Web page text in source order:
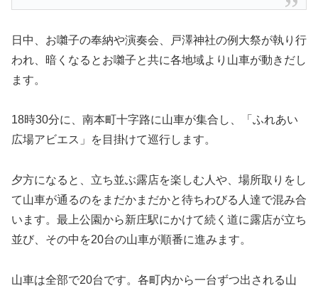
日中、お囃子の奉納や演奏会、戸澤神社の例大祭が執り行
われ、暗くなるとお囃子と共に各地域より山車が動きだし
ます。
18時30分に、南本町十字路に山車が集合し、「ふれあい
広場アビエス」を目掛けて巡行します。
夕方になると、立ち並ぶ露店を楽しむ人や、場所取りをし
て山車が通るのをまだかまだかと待ちわびる人達で混み合
います。最上公園から新庄駅にかけて続く道に露店が立ち
並び、その中を20台の山車が順番に進みます。
山車は全部で20台です。各町内から一台ずつ出される山